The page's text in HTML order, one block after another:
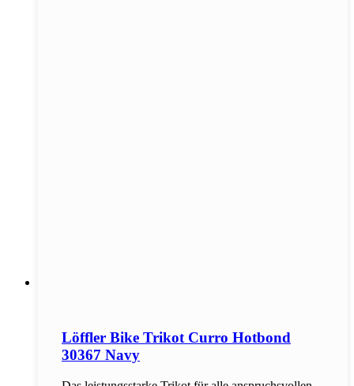
Löffler Bike Trikot Curro Hotbond
30367 Navy